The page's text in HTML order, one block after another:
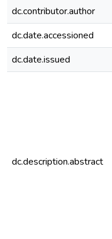
dc.contributor.author
dc.date.accessioned
dc.date.issued
dc.description.abstract